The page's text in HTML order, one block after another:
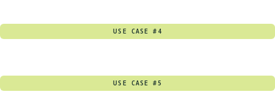
USE CASE #4
USE CASE #5